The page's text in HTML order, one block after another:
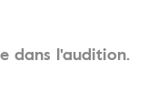
dans l'audition.